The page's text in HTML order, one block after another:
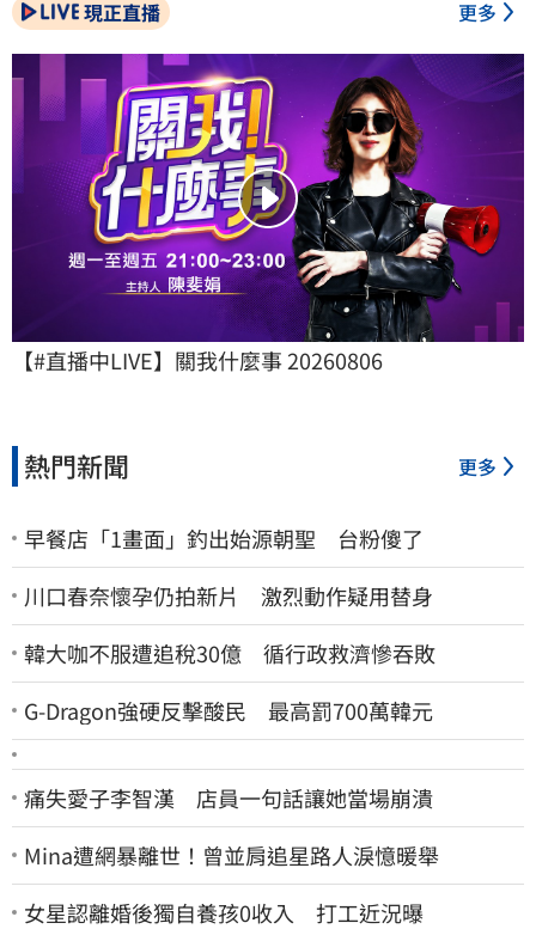
現正直播 更多
【#直播中LIVE】關我什麼事 20260806
熱門新聞 更多
早餐店「1畫面」釣出始源朝聖 台粉傻了
川口春奈懷孕仍拍新片 激烈動作疑用替身
韓大咖不服遭追稅30億 循行政救濟慘吞敗
G-Dragon強硬反擊酸民 最高罰700萬韓元
痛失愛子李智漢 店員一句話讓她當場崩潰
Mina遭網暴離世！曾並肩追星路人淚憶暖舉
女星認離婚後獨自養孩0收入 打工近況曝